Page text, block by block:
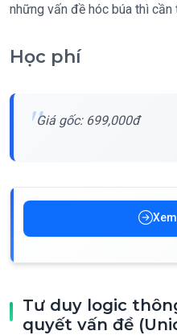
những vấn đề hóc búa thì cần
Học phí
Giá gốc: 699,000đ
Tư duy logic
quyết vấn đề